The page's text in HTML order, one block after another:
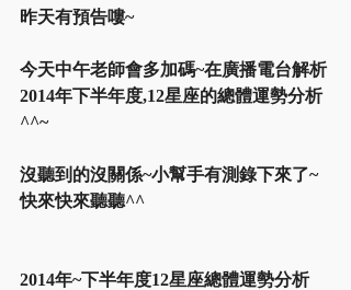
昨天有預告嘍~
今天中午老師會多加碼~在廣播電台解析
2014年下半年度,12星座的總體運勢分析
^^~
沒聽到的沒關係~小幫手有測錄下來了~
快來快來聽聽^^
2014年~下半年度12星座總體運勢分析